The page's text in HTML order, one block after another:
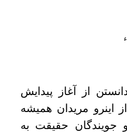
از آغاز پیدایش
مریدان همیشه
جویندگان حقیقت به